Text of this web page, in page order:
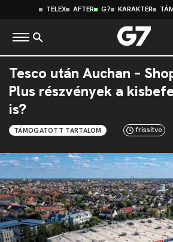
TELEX AFTER G7 KARAKTER
Tesco után Auchan –
Plus részvények a
is?
TÁMOGATOTT TARTALOM frissítve